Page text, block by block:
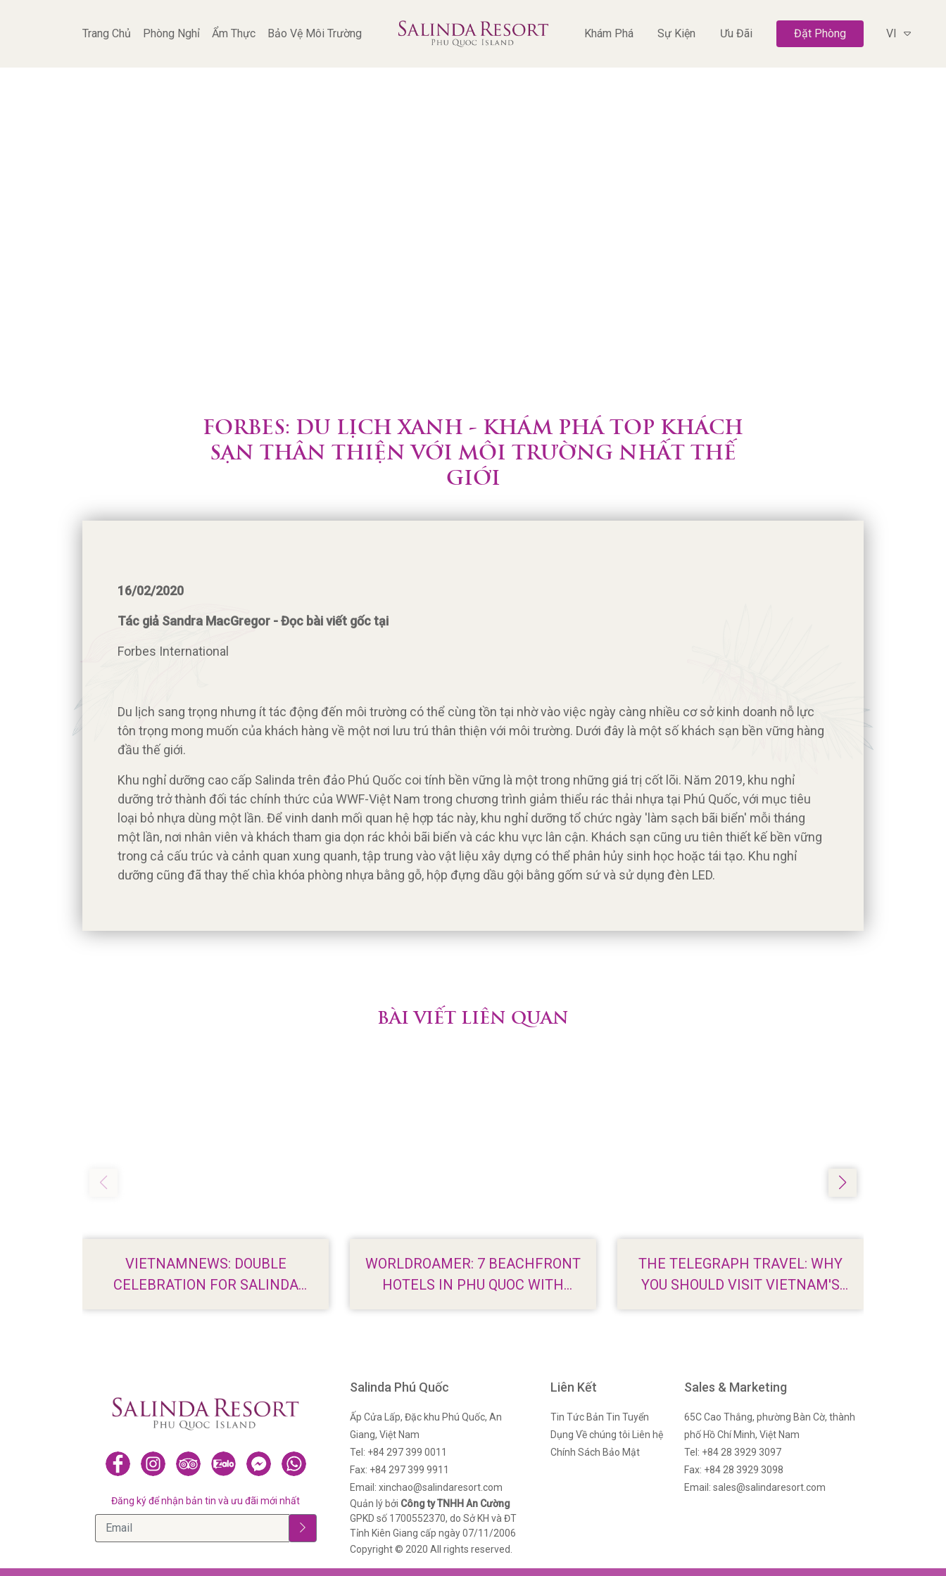
Trang Chủ Phòng Nghỉ Ẩm Thực Bảo Vệ Môi Trường Khám Phá Sự Kiện Ưu Đãi Đặt Phòng VI
FORBES: DU LỊCH XANH - KHÁM PHÁ TOP KHÁCH
SẠN THÂN THIỆN VỚI MÔI TRƯỜNG NHẤT THẾ
GIỚI
16/02/2020
Tác giả Sandra MacGregor - Đọc bài viết gốc tại
Forbes International
Du lịch sang trọng nhưng ít tác động đến môi trường có thể cùng tồn tại nhờ vào việc ngày càng nhiều cơ sở kinh doanh nỗ lực
tôn trọng mong muốn của khách hàng về một nơi lưu trú thân thiện với môi trường. Dưới đây là một số khách sạn bền vững hàng
đầu thế giới.
Khu nghỉ dưỡng cao cấp Salinda trên đảo Phú Quốc coi tính bền vững là một trong những giá trị cốt lõi. Năm 2019, khu nghỉ
dưỡng trở thành đối tác chính thức của WWF-Việt Nam trong chương trình giảm thiểu rác thải nhựa tại Phú Quốc, với mục tiêu
loại bỏ nhựa dùng một lần. Để vinh danh mối quan hệ hợp tác này, khu nghỉ dưỡng tổ chức ngày 'làm sạch bãi biển' mỗi tháng
một lần, nơi nhân viên và khách tham gia dọn rác khỏi bãi biển và các khu vực lân cận. Khách sạn cũng ưu tiên thiết kế bền vững
trong cả cấu trúc và cảnh quan xung quanh, tập trung vào vật liệu xây dựng có thể phân hủy sinh học hoặc tái tạo. Khu nghỉ
dưỡng cũng đã thay thế chìa khóa phòng nhựa bằng gỗ, hộp đựng dầu gội bằng gốm sứ và sử dụng đèn LED.
BÀI VIẾT LIÊN QUAN
VIETNAMNEWS: DOUBLE
CELEBRATION FOR SALINDA
WORLDROAMER: 7 BEACHFRONT
HOTELS IN PHU QUOC WITH
THE TELEGRAPH TRAVEL: WHY
YOU SHOULD VISIT VIETNAM'S
Đăng ký để nhận bản tin và ưu đãi mới nhất
Salinda Phú Quốc
Ấp Cửa Lấp, Đặc khu Phú Quốc, An
Giang, Việt Nam
Tel: +84 297 399 0011
Fax: +84 297 399 9911
Email: xinchao@salindaresort.com
Quản lý bởi Công ty TNHH An Cường
GPKD số 1700552370, do Sở KH và ĐT
Tỉnh Kiên Giang cấp ngày 07/11/2006
Copyright © 2020 All rights reserved.
Liên Kết
Tin Tức Bản Tin Tuyển
Dụng Về chúng tôi
Liên hệ
Chính Sách Bảo Mật
Sales & Marketing
65C Cao Thắng, phường Bàn Cờ, thành
phố Hồ Chí Minh, Việt Nam
Tel: +84 28 3929 3097
Fax: +84 28 3929 3098
Email: sales@salindaresort.com